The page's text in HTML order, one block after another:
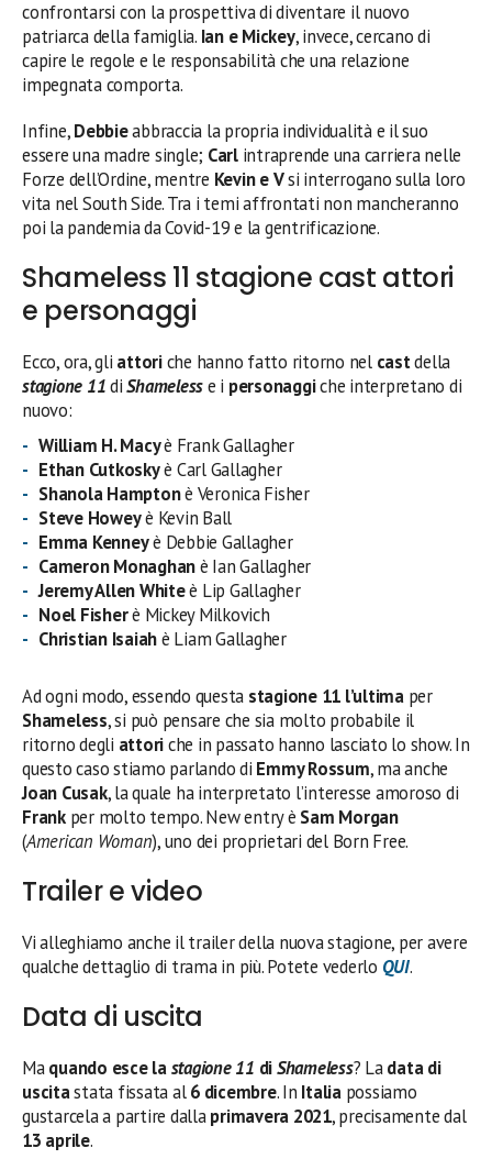
confrontarsi con la prospettiva di diventare il nuovo
patriarca della famiglia. Ian e Mickey, invece, cercano di
capire le regole e le responsabilità che una relazione
impegnata comporta.
Infine,Debbieabbraccia la propria individualità e il suo
essere una madre single; Carl intraprende una carriera nelle
Forze dell’Ordine, mentre Kevin e Vsi interrogano sulla loro
vita nel South Side. Tra i temi affrontati non mancheranno
poi la pandemia da Covid-19 e la gentrificazione.
Shameless 11 stagione cast attori
e personaggi
Ecco, ora, gli attoriche hanno fatto ritorno nel castdella
stagione 11diShamelesse i personaggiche interpretano di
nuovo:
William H. Macyè Frank Gallagher
Ethan Cutkoskyè Carl Gallagher
Shanola Hamptonè Veronica Fisher
Steve Howeyè Kevin Ball
Emma Kenneyè Debbie Gallagher
Cameron Monaghanè Ian Gallagher
Jeremy Allen Whiteè Lip Gallagher
Noel Fisherè Mickey Milkovich
Christian Isaiahè Liam Gallagher
Ad ogni modo, essendo questa stagione 11 l’ultimaper
Shameless, si può pensare che sia molto probabile il
ritorno degli attoriche in passato hanno lasciato lo show. In
questo caso stiamo parlando di Emmy Rossum, ma anche
Joan Cusak, la quale ha interpretato l’interesse amoroso di
Frankper molto tempo. New entry è Sam Morgan
(American Woman), uno dei proprietari del Born Free.
Trailer e video
Vi alleghiamo anche il trailer della nuova stagione, per avere
qualche dettaglio di trama in più. Potete vederlo QUI.
Data di uscita
Maquando esce lastagione 11 diShameless? Ladata di
uscitastata fissata al6 dicembre. In Italiapossiamo
gustarcela a partire dallaprimavera 2021, precisamente dal
13 aprile.